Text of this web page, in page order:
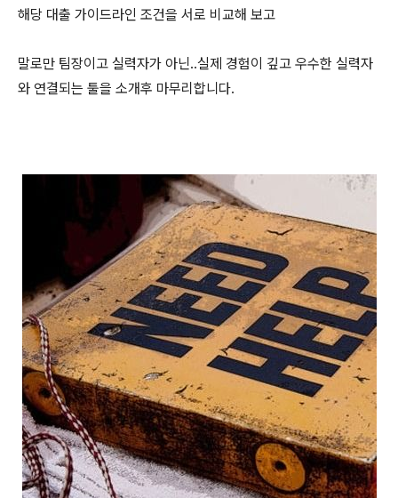
해당 대출 가이드라인 조건을 서로 비교해 보고
말로만 팀장이고 실력자가 아닌..실제 경험이 깊고 우수한 실력자
와 연결되는 툴을 소개후 마무리합니다.